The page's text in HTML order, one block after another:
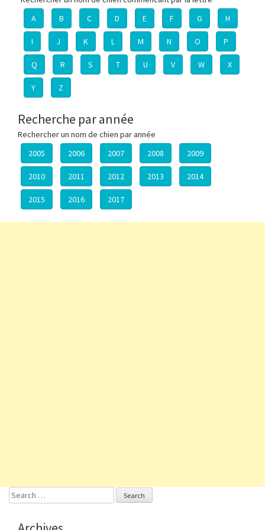
A
B C D E F G H
I J K L M N O P
Q R S T U V W X
Y Z
Recherche par année
Rechercher un nom de chien par année
2005
2006 2007 2008 2009
2010 2011 2012 2013 2014
2015 2016 2017
Search